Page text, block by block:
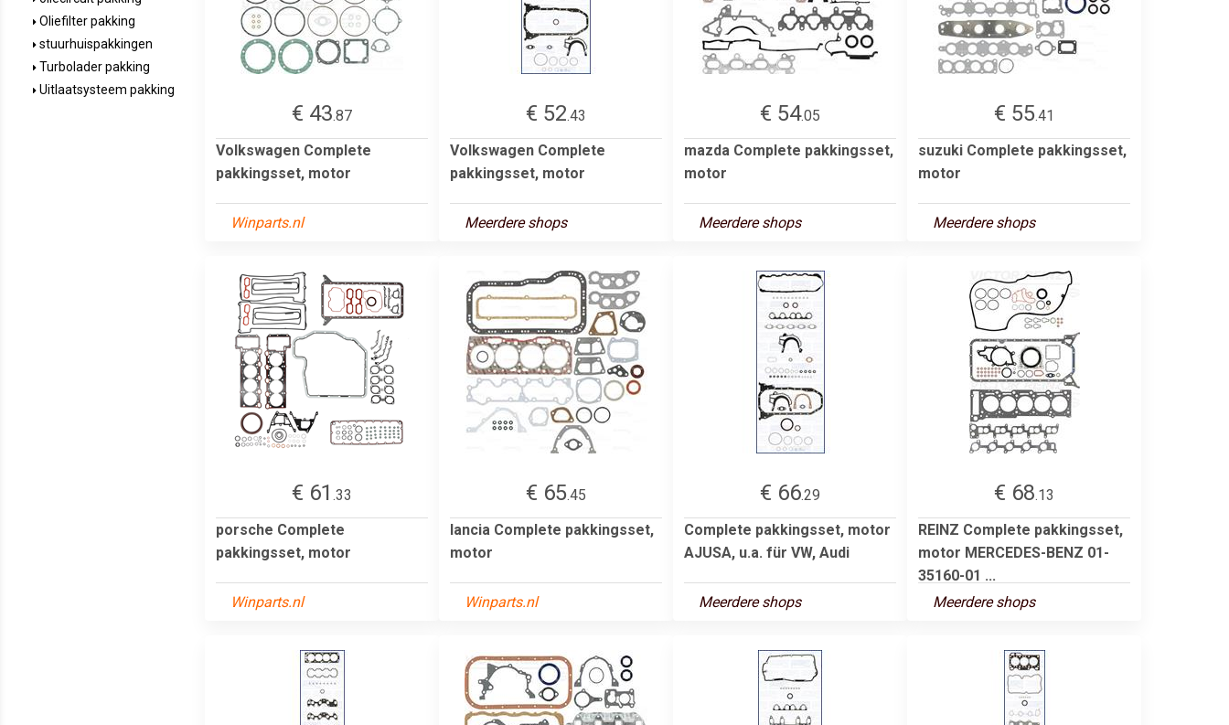
Oliefilter pakking
stuurhuispakkingen
Turbolader pakking
Uitlaatsysteem pakking
€ 43.87
Volkswagen Complete
pakkingsset, motor
Winparts.nl
€ 52.43
Volkswagen Complete
pakkingsset, motor
Meerdere shops
€ 54.05
mazda Complete pakkingsset,
motor
Meerdere shops
€ 55.41
suzuki Complete pakkingsset,
motor
Meerdere shops
€ 61 .33
porsche Complete
pakkingsset, motor
Winparts.nl
€ 65.45
lancia Complete pakkingsset,
motor
Winparts.nl
€ 66.29
Complete pakkingsset, motor
AJUSA, u.a. für VW, Audi
Meerdere shops
€ 68.13
REINZ Complete pakkingsset,
motor MERCEDES-BENZ 01-
35160-01 ...
Meerdere shops